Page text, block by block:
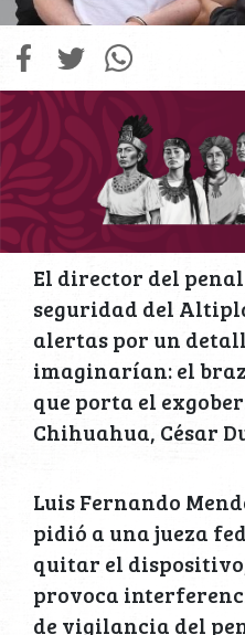
El director del
seguridad del
alertas por un
imaginarían: el
que porta el
Chihuahua, César
Luis Fernando
pidió a una jueza
quitar el
provoca
de vigilancia del